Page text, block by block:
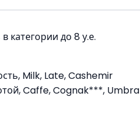
категории до 8 у.е.
Milk, Late, Cashemir
Caffe, Cognak***, Umbra